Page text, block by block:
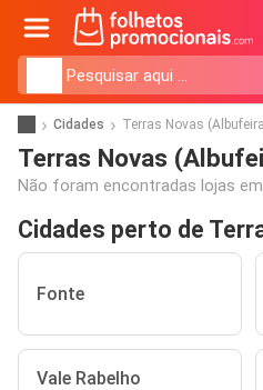
Cidades Terras Novas
Terras Novas
Não foram encontradas lojas
Cidades perto de
Fonte
Vale Rabelho